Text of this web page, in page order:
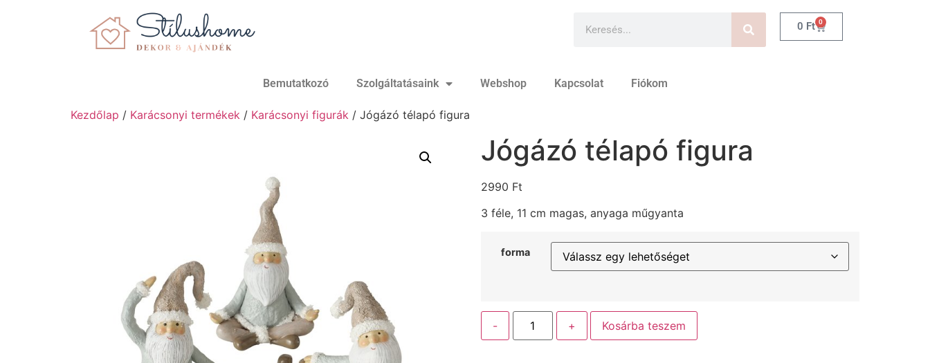
0 Ft 0
Bemutatkozó Szolgáltatásaink Webshop Kapcsolat Fiókom
Kezdőlap / Karácsonyi termékek / Karácsonyi figurák / Jógázó télapó figura
Jógázó télapó figura
2990 Ft
3 féle, 11 cm magas, anyaga műgyanta
forma
- + Kosárba teszem